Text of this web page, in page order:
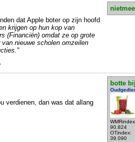
dat Apple boter op zijn hoofd
krijgen op hun kop van
(Financiën) omdat ze op grote
nieuwe scholen omzeilen
botte
90.824
OTindex:
39.090
verdienen, dan was dat allang